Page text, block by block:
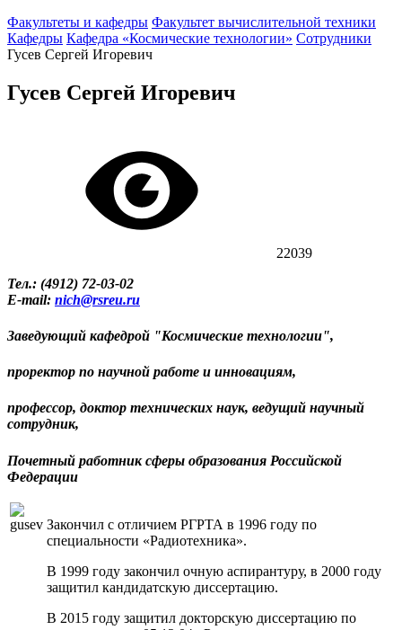
Факультеты и кафедры Факультет вычислительной техники
Кафедры Кафедра «Космические технологии» Сотрудники
Гусев Сергей Игоревич
Гусев Сергей Игоревич
22039
Тел.: (4912) 72-03-02
E-mail: nich@rsreu.ru
Заведующий кафедрой "Космические технологии",
проректор по научной работе и инновациям,
профессор, доктор технических наук, ведущий научный
сотрудник,
Почетный работник сферы образования Российской
Федерации
Закончил с отличием РГРТА в 1996 году по
специальности «Радиотехника».
В 1999 году закончил очную аспирантуру, в 2000 году
защитил кандидатскую диссертацию.
В 2015 году защитил докторскую диссертацию по